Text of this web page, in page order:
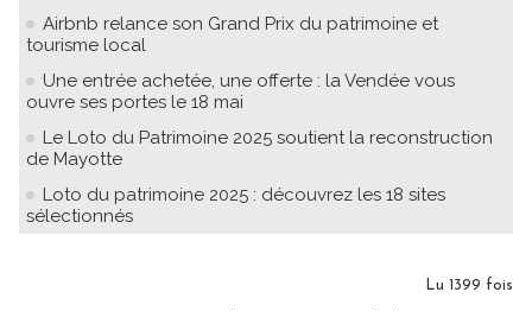
Airbnb relance son Grand Prix du patrimoine et
tourisme local
Une entrée achetée, une offerte : la Vendée vous
ouvre ses portes le 18 mai
Le Loto du Patrimoine 2025 soutient la reconstruction
de Mayotte
Loto du patrimoine 2025 : découvrez les 18 sites
sélectionnés
Lu 1399 fois